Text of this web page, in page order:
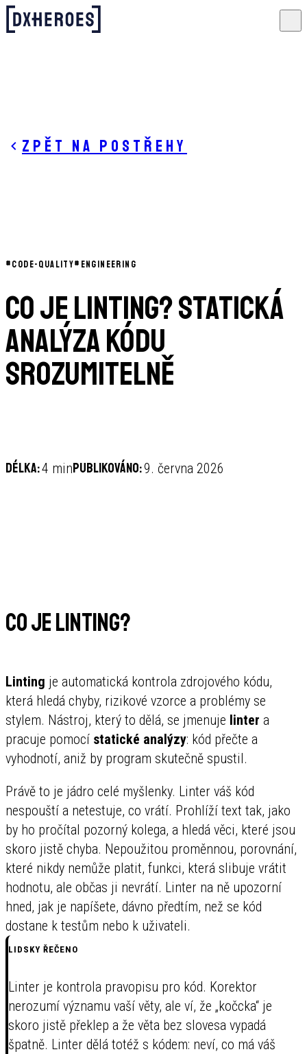
Zpět na postřehy
#CODE-QUALITY# ENGINEERING
Co je linting? Statická
analýza kódu
srozumitelně
Délka:4 minPublikováno:9. června 2026
Co je linting?
Linting je automatická kontrola zdrojového kódu,
která hledá chyby, rizikové vzorce a problémy se
stylem. Nástroj, který to dělá, se jmenuje linter a
pracuje pomocí statické analýzy: kód přečte a
vyhodnotí, aniž by program skutečně spustil.
Právě to je jádro celé myšlenky. Linter váš kód
nespouští a netestuje, co vrátí. Prohlíží text tak, jako
by ho pročítal pozorný kolega, a hledá věci, které jsou
skoro jistě chyba. Nepoužitou proměnnou, porovnání,
které nikdy nemůže platit, funkci, která slibuje vrátit
hodnotu, ale občas ji nevrátí. Linter na ně upozorní
hned, jak je napíšete, dávno předtím, než se kód
dostane k testům nebo k uživateli.
LIDSKY ŘEČENO
Linter je kontrola pravopisu pro kód. Korektor
nerozumí významu vaší věty, ale ví, že „kočcka“ je
skoro jistě překlep a že věta bez slovesa vypadá
špatně. Linter dělá totéž s kódem: neví, co má váš